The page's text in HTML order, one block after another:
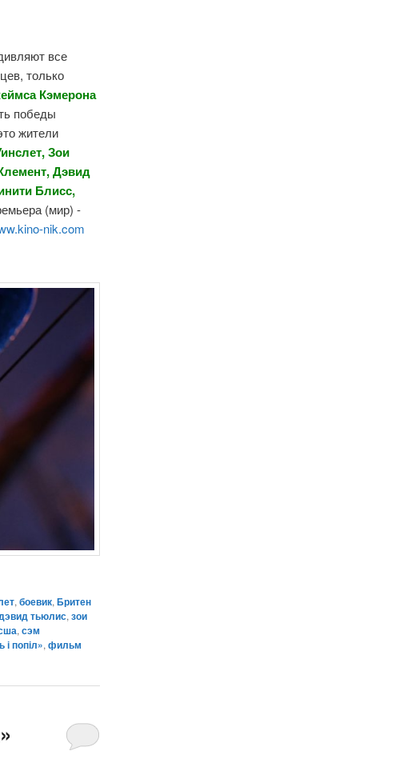
все
только
Кэмерона
победы
жители
Зои
Дэвид
Блисс,
(мир) -
nik.com
,боевик,Бритен
тьюлис,зои
,сэм
попіл»,фильм